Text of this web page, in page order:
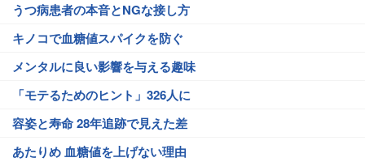
うつ病患者の本音とNGな接し方
キノコで血糖値スパイクを防ぐ
メンタルに良い影響を与える趣味
「モテるためのヒント」326人に
容姿と寿命 28年追跡で見えた差
あたりめ 血糖値を上げない理由